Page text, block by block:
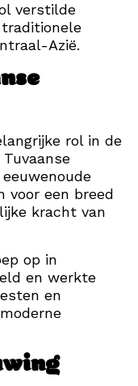
verstilde
Azië.
rol in de
voor een breed
kracht van
op in
en werkte
en